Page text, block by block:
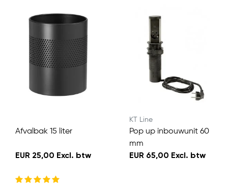
Afvalbak 15 liter
EUR 25,00 Excl. btw
KT Line
Pop up inbouwunit 60
mm
EUR 65,00 Excl. btw